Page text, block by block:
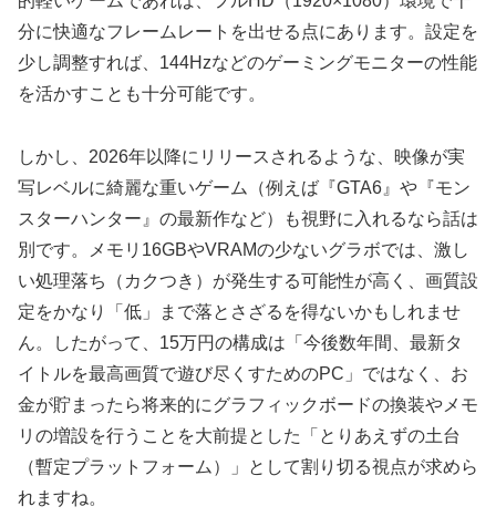
分に快適なフレームレートを出せる点にあります。設定を
少し調整すれば、144Hzなどのゲーミングモニターの性能
を活かすことも十分可能です。
しかし、2026年以降にリリースされるような、映像が実
写レベルに綺麗な重いゲーム（例えば『GTA6』や『モン
スターハンター』の最新作など）も視野に入れるなら話は
別です。メモリ16GBやVRAMの少ないグラボでは、激し
い処理落ち（カクつき）が発生する可能性が高く、画質設
定をかなり「低」まで落とさざるを得ないかもしれませ
ん。したがって、15万円の構成は「今後数年間、最新タ
イトルを最高画質で遊び尽くすためのPC」ではなく、お
金が貯まったら将来的にグラフィックボードの換装やメモ
リの増設を行うことを大前提とした「とりあえずの土台
（暫定プラットフォーム）」として割り切る視点が求めら
れますね。